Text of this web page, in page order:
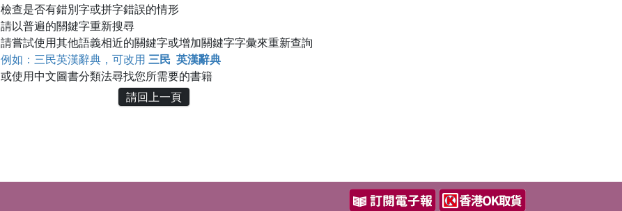
檢查是否有錯別字或拼字錯誤的情形
請以普遍的關鍵字重新搜尋
請嘗試使用其他語義相近的關鍵字或增加關鍵字字彙來重新查詢
例如：三民英漢辭典，可改用 三民 英漢辭典
或使用中文圖書分類法尋找您所需要的書籍
請回上一頁